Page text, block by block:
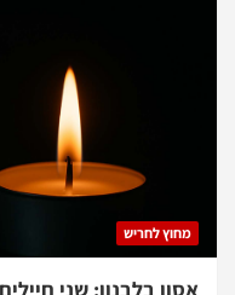
מחוץ לחריש